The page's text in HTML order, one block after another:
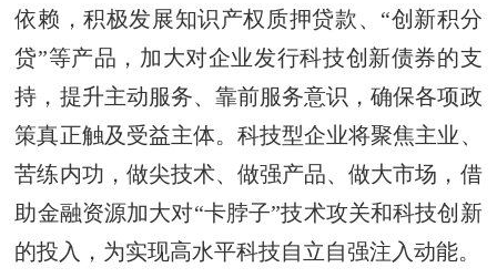
依赖，积极发展知识产权质押贷款、“创新积分
贷”等产品，加大对企业发行科技创新债券的支
持，提升主动服务、靠前服务意识，确保各项政
策真正触及受益主体。科技型企业将聚焦主业、
苦练内功，做尖技术、做强产品、做大市场，借
助金融资源加大对“卡脖子”技术攻关和科技创新
的投入，为实现高水平科技自立自强注入动能。